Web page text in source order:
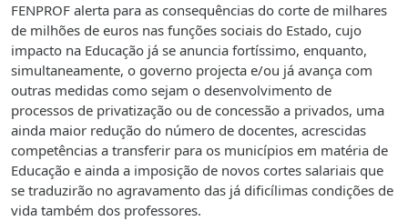
FENPROF alerta para as consequências do corte de milhares
de milhões de euros nas funções sociais do Estado, cujo
impacto na Educação já se anuncia fortíssimo, enquanto,
simultaneamente, o governo projecta e/ou já avança com
outras medidas como sejam o desenvolvimento de
processos de privatização ou de concessão a privados, uma
ainda maior redução do número de docentes, acrescidas
competências a transferir para os municípios em matéria de
Educação e ainda a imposição de novos cortes salariais que
se traduzirão no agravamento das já dificílimas condições de
vida também dos professores.